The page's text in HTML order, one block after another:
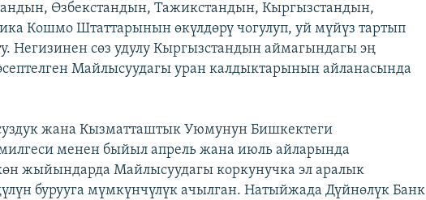
Өзбекстандын, Тажикстандын, Кыргызстандын,
Кошмо Штаттарынын өкүлдөрү чогулуп, уй мүйүз тартып
Негизинен сөз удулу Кыргызстандын аймагындагы эң
Майлысуудагы уран калдыктарынын айланасында
жана Кызматташтык Уюмунун Бишкектеги
менен быйыл апрель жана июль айларында
жыйындарда Майлысуудагы коркунучка эл аралык
бурууга мүмкүнчүлүк ачылган. Натыйжада Дүйнөлүк Банк